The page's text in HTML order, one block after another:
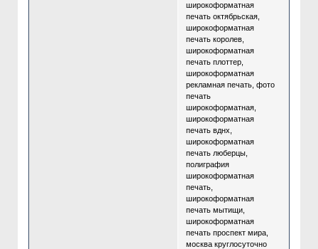
широкоформатная
печать октябрьская,
широкоформатная
печать королев,
широкоформатная
печать плоттер,
широкоформатная
рекламная печать, фото
печать
широкоформатная,
широкоформатная
печать вднх,
широкоформатная
печать люберцы,
полиграфия
широкоформатная
печать,
широкоформатная
печать мытищи,
широкоформатная
печать проспект мира,
москва круглосуточно